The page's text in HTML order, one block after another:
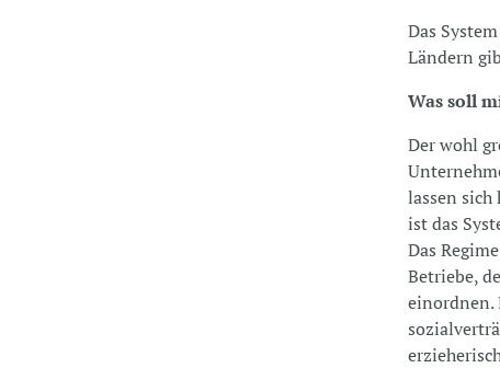
Das
Ländern
Was soll
Der wohl
lassen
ist das
Das
Betriebe,
einordnen.